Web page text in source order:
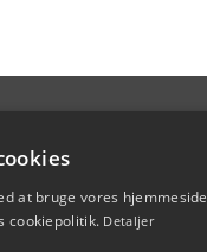
at bruge vores hjemmeside
cookiepolitik. Detaljer